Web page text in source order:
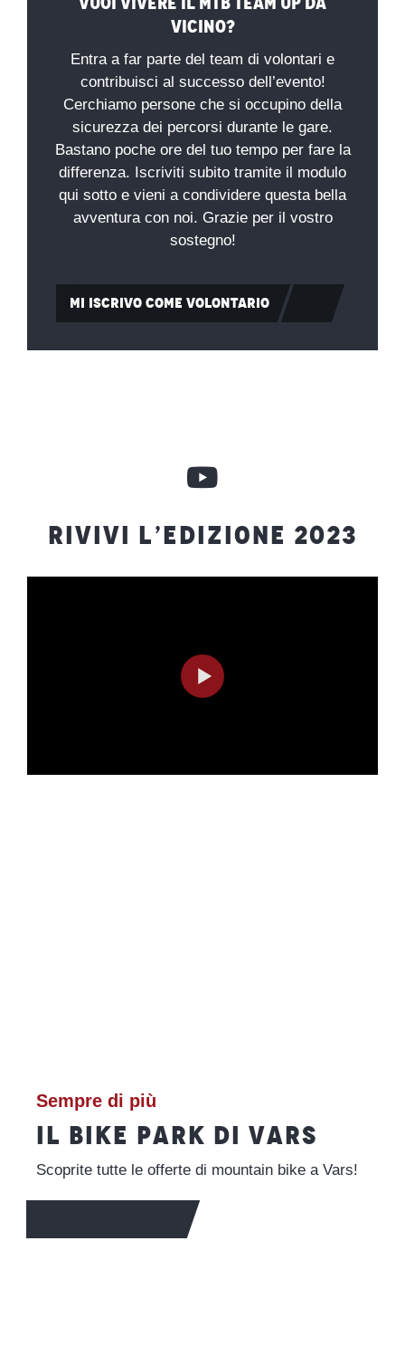
vicino?
Entra a far parte del team di volontari e
contribuisci al successo dell’evento!
Cerchiamo persone che si occupino della
sicurezza dei percorsi durante le gare.
Bastano poche ore del tuo tempo per fare la
differenza. Iscriviti subito tramite il modulo
qui sotto e vieni a condividere questa bella
avventura con noi. Grazie per il vostro
sostegno!
MI ISCRIVO COME VOLONTARIO
RIVIVI L’EDIZIONE 2023
Sempre di più
IL BIKE PARK DI VARS
Scoprite tutte le offerte di mountain bike a Vars!